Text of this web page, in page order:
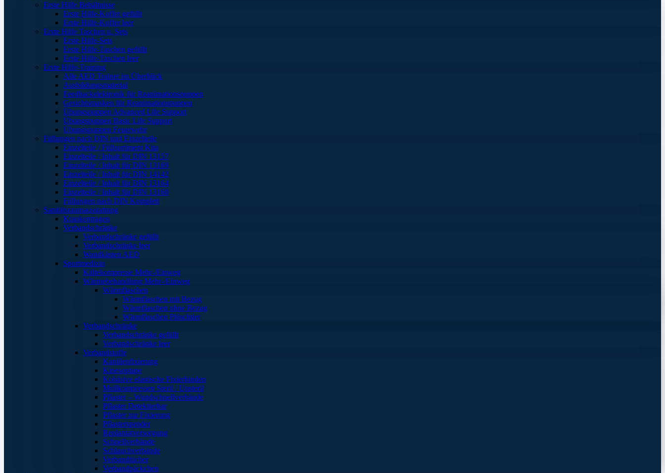
Erste Hilfe Behältnisse
Erste Hilfe-Koffer gefüllt
Erste Hilfe-Koffer leer
Erste Hilfe Taschen u. Sets
Erste Hilfe-Sets
Erste Hilfe-Taschen gefüllt
Erste Hilfe-Taschen leer
Erste Hilfe-Training
Alle AED Trainer im Überblick
Ausbildungsmaterial
Feedbackelektronik für Reanimationspuppen
Gesichtsmasken für Reanimationspuppen
Übungspuppen Advanced Life Support
Übungspuppen Basic Life Support
Übungspuppen Feuerwehr
Füllungen nach DIN und Einzelteile
Einzelteile / Füllsortiment Kita
Einzelteile / Inhalt für DIN 13157
Einzelteile / Inhalt für DIN 13169
Einzelteile / Inhalt für DIN 14142
Einzelteile / Inhalt für DIN 13164
Einzelteile / Inhalt für DIN 13160
Füllungen nach DIN Komplett
Sanitätsraumausstattung
Krankentragen
Verbandschränke
Verbandschränke gefüllt
Verbandschränke leer
Wandkästen AED
Sportmedizin
Kältekompresse Mehr-/Einweg
Wärmebehandlung Mehr-/Einweg
Wärmflaschen
Wärmflaschen mit Bezug
Wärmflaschen ohne Bezug
Wärmflaschen Plüschtier
Verbandschränke
Verbandschränke gefüllt
Verbandschränke leer
Verbandstoffe
Kanülenfixierung
Kinesoptape
Kohäsive elastische Fixierbinden
Mullkompressen Steril / Unsteril
Pflaster – Wundschnellverbände
Pflaster Detektierbar
Pflaster zur Fixierung
Pflasterspender
Replantatversorgung
Schnellverbände
Schlauchverbände
Verbandtücher
Verbandpäckchen